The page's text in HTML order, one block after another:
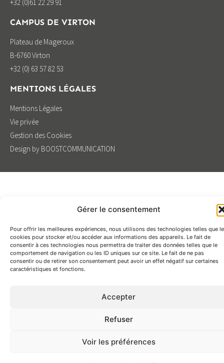
Gérer le consentement
Pour offrir les meilleures expériences, nous utilisons des technologies telles que
cookies pour stocker et/ou accéder aux informations des appareils. Le fait de
consentir à ces technologies nous permettra de traiter des données telles que le
comportement de navigation ou les ID uniques sur ce site. Le fait de ne pas
consentir ou de retirer son consentement peut avoir un effet négatif sur certaines
caractéristiques et fonctions.
Accepter
Refuser
Voir les préférences
+32 (0)61 22 29 91
CAMPUS DE VIRTON
Plateau de Mageroux
B-6760 Virton
+32 (0) 63 57 82 53
MENTIONS LÉGALES
Mentions Légales
Vie privée
Gestion des Cookies
Design by BOOSTCOMMUNICATION